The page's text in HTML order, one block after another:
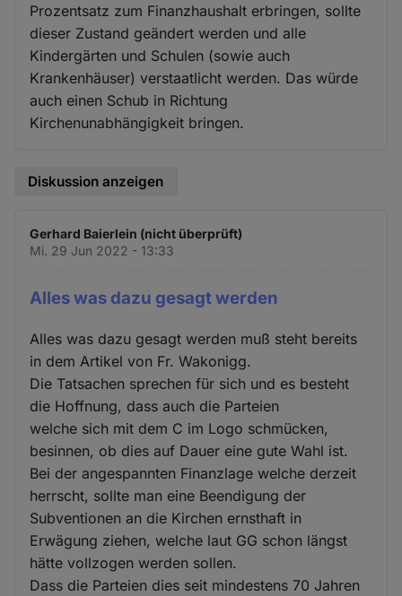
Prozentsatz zum Finanzhaushalt erbringen, sollte
dieser Zustand geändert werden und alle
Kindergärten und Schulen (sowie auch
Krankenhäuser) verstaatlicht werden. Das würde
auch einen Schub in Richtung
Kirchenunabhängigkeit bringen.
Diskussion anzeigen
Gerhard Baierlein (nicht überprüft)
Mi. 29 Jun 2022 - 13:33
Alles was dazu gesagt werden
Alles was dazu gesagt werden muß steht bereits
in dem Artikel von Fr. Wakonigg.
Die Tatsachen sprechen für sich und es besteht
die Hoffnung, dass auch die Parteien
welche sich mit dem C im Logo schmücken,
besinnen, ob dies auf Dauer eine gute Wahl ist.
Bei der angespannten Finanzlage welche derzeit
herrscht, sollte man eine Beendigung der
Subventionen an die Kirchen ernsthaft in
Erwägung ziehen, welche laut GG schon längst
hätte vollzogen werden sollen.
Dass die Parteien dies seit mindestens 70 Jahren